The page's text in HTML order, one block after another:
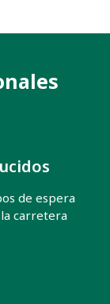
de espera
carretera